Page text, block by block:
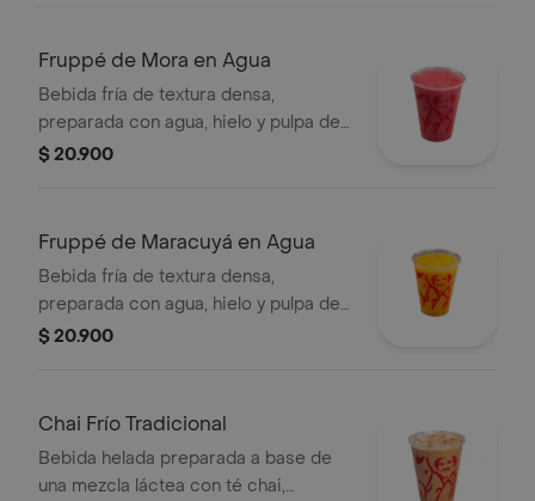
Fruppé de Mora en Agua
Bebida fría de textura densa,
preparada con agua, hielo y pulpa de
mora. Contiene azúcar añadida.
$ 20.900
Fruppé de Maracuyá en Agua
Bebida fría de textura densa,
preparada con agua, hielo y pulpa de
maracuýa. Contiene azúcar añadida.
$ 20.900
Chai Frío Tradicional
Bebida helada preparada a base de
una mezcla láctea con té chai,